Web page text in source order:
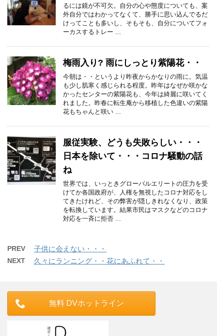
るには鏡が不可欠。自分の心や態度についても、案
外自分ではわかってなくて、勝手に思い込んでるだ
けってことも多いし、そもそも、自分についてフォ
ーカスするトレー ...
梅雨入り? 雨にしっとり紫陽花・・
今朝は・・というより昨夜からかなりの雨に。気温
も少し肌寒く感じられる程度。昨年はなぜか咲かな
かったセンターの紫陽花も、今年は綺麗に咲いてく
れました。昨春に転生庵から移植した色違いの紫陽
花もちゃんと咲い ...
服従実験、どうも失敗らしい・・・
日本を除いて・・・コロナ騒動の話
ね
世界では、いっときグローバルエリートの圧力を受
けてか各国政府が、人権を無視したコロナ対応をし
てきたけれど、その弊害が隠しきれなくなり、政策
を転換しています。結果市民はマスクなどのコロナ
対応を一斉に拒否 ...
PREV 子供に会えない・・・
NEXT 久々にランニング・・花にあふれて・・
無料 DVホットライン